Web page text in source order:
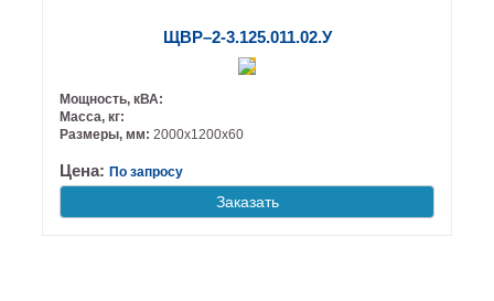
ЩВР–2-3.125.011.02.У
Мощность, кВА:
Масса, кг:
Размеры, мм: 2000х1200х60
Цена: По запросу
Заказать